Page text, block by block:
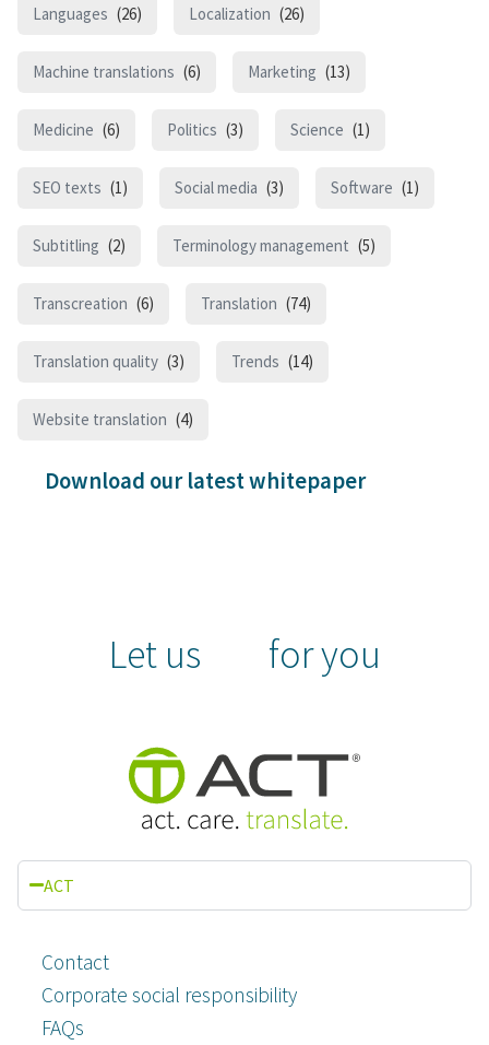
Languages (26) Localization (26)
Machine translations (6) Marketing (13)
Medicine (6) Politics (3) Science (1)
SEO texts (1) Social media (3) Software (1)
Subtitling (2) Terminology management (5)
Transcreation (6) Translation (74)
Translation quality (3) Trends (14)
Website translation (4)
Download our latest whitepaper
Let us for you
ACT
Contact
Corporate social responsibility
FAQs